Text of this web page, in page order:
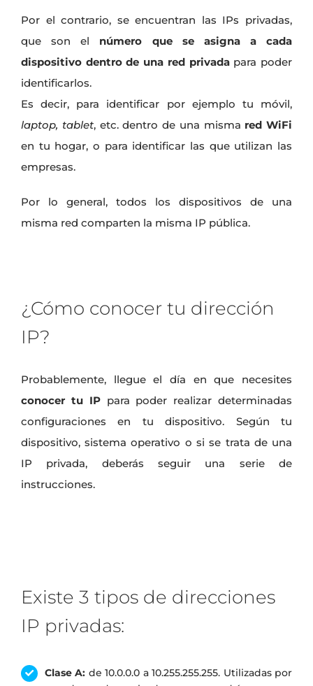
Por el contrario, se encuentran las IPs privadas,
que son el número que se asigna a cada
dispositivo dentro de una red privadapara poder
identificarlos.
Es decir, para identificar por ejemplo tu móvil,
laptop, tablet, etc. dentro de una misma red WiFi
en tu hogar, o para identificar las que utilizan las
empresas.
Por lo general, todos los dispositivos de una
misma red comparten la misma IP pública.
¿Cómo conocer tu dirección
IP?
Probablemente, llegue el día en que necesites
conocer tu IPpara poder realizar determinadas
configuraciones en tu dispositivo. Según tu
dispositivo, sistema operativo o si se trata de una
IP privada, deberás seguir una serie de
instrucciones.
Existe 3 tipos de direcciones
IP privadas:
Clase A: de 10.0.0.0 a 10.255.255.255. Utilizadas por